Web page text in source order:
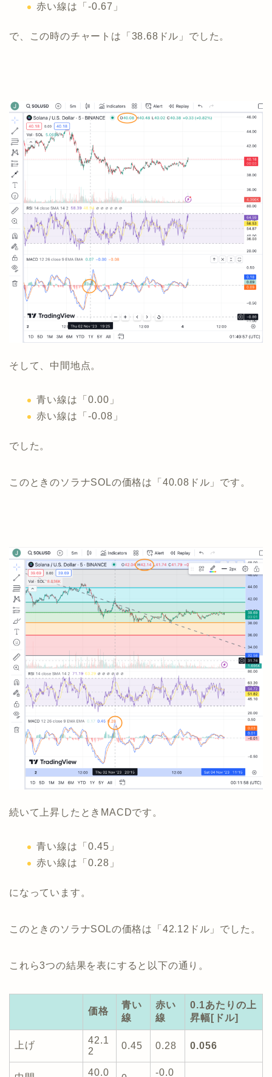
赤い線は「-0.67」
で、この時のチャートは「38.68ドル」でした。
そして、中間地点。
青い線は「0.00」
赤い線は「-0.08」
でした。
このときのソラナSOLの価格は「40.08ドル」です。
続いて上昇したときMACDです。
青い線は「0.45」
赤い線は「0.28」
になっています。
このときのソラナSOLの価格は「42.12ドル」でした。
これら3つの結果を表にすると以下の通り。
価格
青い
線
赤い
線
0.1あたりの上
昇幅[ドル]
上げ
42.1
2
0.45 0.28 0.056
40.0 -0.0